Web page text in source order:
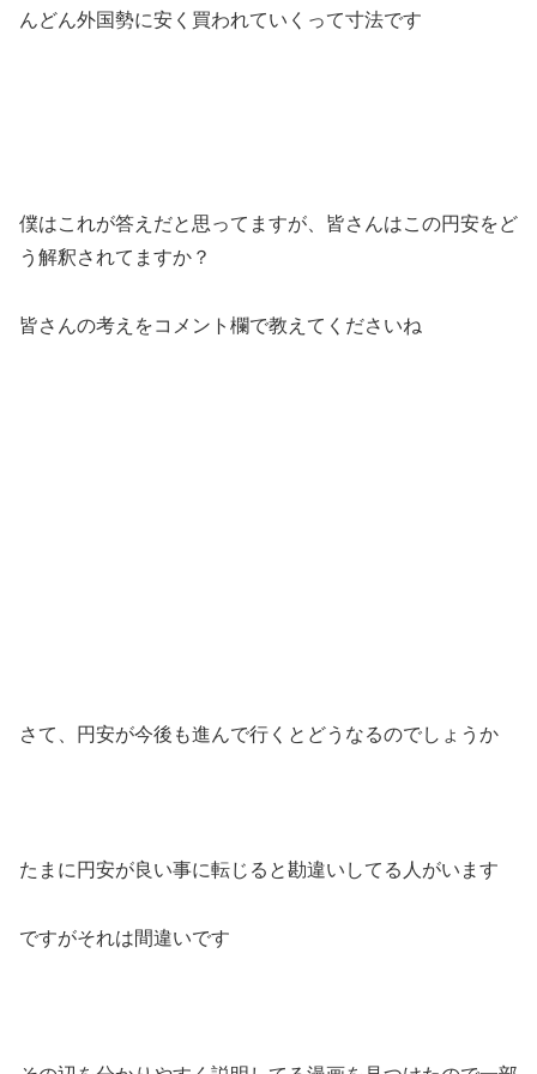
んどん外国勢に安く買われていくって寸法です
僕はこれが答えだと思ってますが、皆さんはこの円安をど
う解釈されてますか？
皆さんの考えをコメント欄で教えてくださいね
さて、円安が今後も進んで行くとどうなるのでしょうか
たまに円安が良い事に転じると勘違いしてる人がいます
ですがそれは間違いです